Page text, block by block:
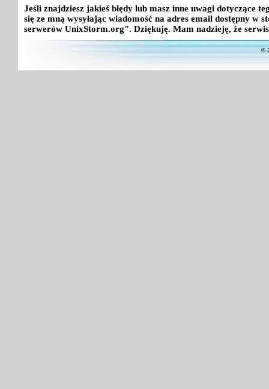
Jeśli znajdziesz jakieś błędy lub masz inne uwagi dotyczące
się ze mną wysyłając wiadomość na adres email dostępny
serwerów UnixStorm.org". Dziękuję. Mam nadzieję, że
©